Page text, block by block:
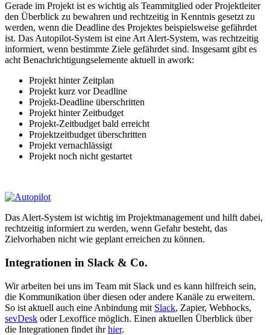
Gerade im Projekt ist es wichtig als Teammitglied oder Projektleiter
den Überblick zu bewahren und rechtzeitig in Kenntnis gesetzt zu
werden, wenn die Deadline des Projektes beispielsweise gefährdet
ist. Das Autopilot-System ist eine Art Alert-System, was rechtzeitig
informiert, wenn bestimmte Ziele gefährdet sind. Insgesamt gibt es
acht Benachrichtigungselemente aktuell in awork:
Projekt hinter Zeitplan
Projekt kurz vor Deadline
Projekt-Deadline überschritten
Projekt hinter Zeitbudget
Projekt-Zeitbudget bald erreicht
Projektzeitbudget überschritten
Projekt vernachlässigt
Projekt noch nicht gestartet
Das Alert-System ist wichtig im Projektmanagement und hilft dabei,
rechtzeitig informiert zu werden, wenn Gefahr besteht, das
Zielvorhaben nicht wie geplant erreichen zu können.
Integrationen in Slack & Co.
Wir arbeiten bei uns im Team mit Slack und es kann hilfreich sein,
die Kommunikation über diesen oder andere Kanäle zu erweitern.
So ist aktuell auch eine Anbindung mit Slack, Zapier, Webhocks,
sevDesk oder Lexoffice möglich. Einen aktuellen Überblick über
die Integrationen findet ihrhier.